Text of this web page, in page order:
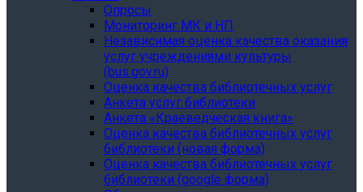
Опросы
Мониторинг МК и НП
Независимая оценка качества оказания
услуг учреждениями культуры
(bus.gov.ru)
Оценка качества библиотечных услуг
Анкета услуг библиотеки
Анкета «Краеведческая книга»
Oценка качества библиотечных услуг
библиотеки (новая форма)
Oценка качества библиотечных услуг
библиотеки (google форма)